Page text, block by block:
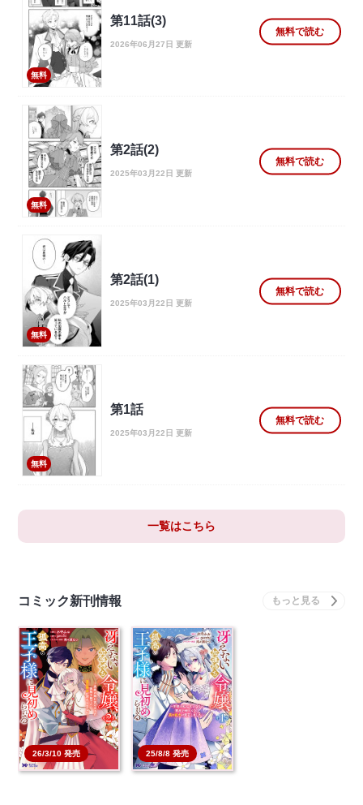
無料
第11話(3)
2026年06月27日 更新
無料で読む
無料
第2話(2)
2025年03月22日 更新
無料で読む
無料
第2話(1)
2025年03月22日 更新
無料で読む
無料
第1話
2025年03月22日 更新
無料で読む
一覧はこちら
コミック新刊情報
26/3/10 発売 25/8/8 発売